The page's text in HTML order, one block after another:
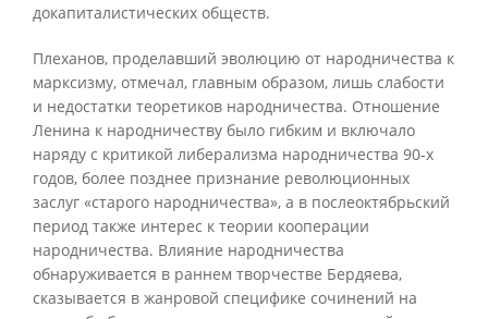
докапиталистических обществ.
Плеханов, проделавший эволюцию от народничества к
марксизму, отмечал, главным образом, лишь слабости
и недостатки теоретиков народничества. Отношение
Ленина к народничеству было гибким и включало
наряду с критикой либерализма народничества 90-х
годов, более позднее признание революционных
заслуг «старого народничества», а в послеоктябрьский
период также интерес к теории кооперации
народничества. Влияние народничества
обнаруживается в раннем творчестве Бердяева,
сказывается в жанровой специфике сочинений на